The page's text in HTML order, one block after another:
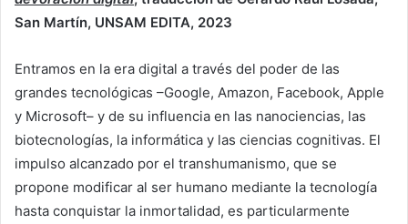
San Martín, UNSAM EDITA, 2023
Entramos en la era digital a través del poder de las
grandes tecnológicas –Google, Amazon, Facebook, Apple
y Microsoft– y de su influencia en las nanociencias, las
biotecnologías, la informática y las ciencias cognitivas. El
impulso alcanzado por el transhumanismo, que se
propone modificar al ser humano mediante la tecnología
hasta conquistar la inmortalidad, es particularmente